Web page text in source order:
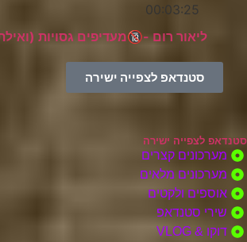
00:03:25
ליאור רום -🔞מעדיפים גסויות
סטנדאפ לצפייה ישירה
סטנדאפ לצפייה ישירה
מערכונים קצרים
מערכונים מלאים
אוספים ולקטים
שירי סטנדאפ
דוקו & VLOG